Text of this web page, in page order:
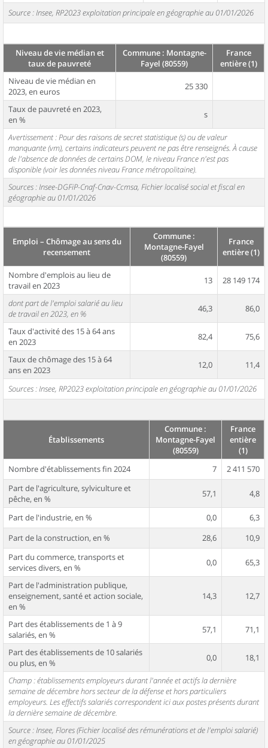
Source : Insee, RP2023 exploitation principale en géographie au 01/01/2026
Niveau de vie médian et
taux de pauvreté
Commune : Montagne-
Fayel (80559)
France
entière (1)
Niveau de vie médian en
2023, en euros
25 330
Taux de pauvreté en 2023,
en %
s
Avertissement : Pour des raisons de secret statistique (s) ou de valeur
manquante (vm), certains indicateurs peuvent ne pas être renseignés. À cause
de l'absence de données de certains DOM, le niveau France n'est pas
disponible (voir les données niveau France métropolitaine).
Sources : Insee-DGFiP-Cnaf-Cnav-Ccmsa, Fichier localisé social et fiscal en
géographie au 01/01/2026
Emploi – Chômage au sens du
recensement
Commune :
Montagne-Fayel
(80559)
France
entière (1)
Nombre d'emplois au lieu de
travail en 2023
13 28 149 174
dont part de l'emploi salarié au lieu
de travail en 2023, en %
46,3 86,0
Taux d'activité des 15 à 64 ans
en 2023
82,4 75,6
Taux de chômage des 15 à 64
ans en 2023
12,0 11,4
Sources : Insee, RP2023 exploitation principale en géographie au 01/01/2026
Établissements
Commune :
Montagne-Fayel
(80559)
France
entière
(1)
Nombre d'établissements fin 2024
7
2 411 570
Part de l'agriculture, sylviculture et
pêche, en %
57,1 4,8
Part de l'industrie, en % 0,0
6,3
Part de la construction, en %
28,6
10,9
Part du commerce, transports et
services divers, en %
0,0 65,3
Part de l'administration publique,
enseignement, santé et action sociale,
en %
14,3 12,7
Part des établissements de 1 à 9
salariés, en %
57,1 71,1
Part des établissements de 10 salariés
ou plus, en %
0,0 18,1
Champ : établissements employeurs durant l'année et actifs la dernière
semaine de décembre hors secteur de la défense et hors particuliers
employeurs. Les effectifs salariés correspondent ici aux postes présents durant
la dernière semaine de décembre.
Source : Insee, Flores (Fichier localisé des rémunérations et de l'emploi salarié)
en géographie au 01/01/2025